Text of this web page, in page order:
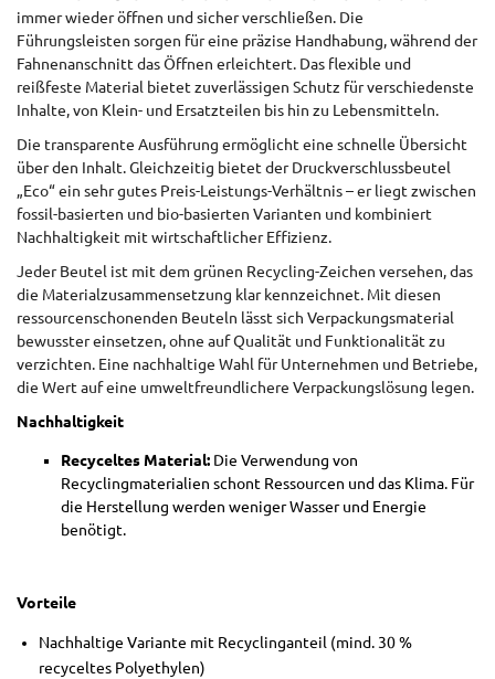
immer wieder öffnen und sicher verschließen. Die
Führungsleisten sorgen für eine präzise Handhabung, während der
Fahnenanschnitt das Öffnen erleichtert. Das flexible und
reißfeste Material bietet zuverlässigen Schutz für verschiedenste
Inhalte, von Klein- und Ersatzteilen bis hin zu Lebensmitteln.
Die transparente Ausführung ermöglicht eine schnelle Übersicht
über den Inhalt. Gleichzeitig bietet der Druckverschlussbeutel
„Eco“ ein sehr gutes Preis-Leistungs-Verhältnis – er liegt zwischen
fossil-basierten und bio-basierten Varianten und kombiniert
Nachhaltigkeit mit wirtschaftlicher Effizienz.
Jeder Beutel ist mit dem grünen Recycling-Zeichen versehen, das
die Materialzusammensetzung klar kennzeichnet. Mit diesen
ressourcenschonenden Beuteln lässt sich Verpackungsmaterial
bewusster einsetzen, ohne auf Qualität und Funktionalität zu
verzichten. Eine nachhaltige Wahl für Unternehmen und Betriebe,
die Wert auf eine umweltfreundlichere Verpackungslösung legen.
Nachhaltigkeit
Recyceltes Material: Die Verwendung von
Recyclingmaterialien schont Ressourcen und das Klima. Für
die Herstellung werden weniger Wasser und Energie
benötigt.
Vorteile
Nachhaltige Variante mit Recyclinganteil (mind. 30 %
recyceltes Polyethylen)